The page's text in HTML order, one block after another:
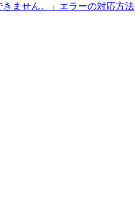
きません。」エラーの対応方法